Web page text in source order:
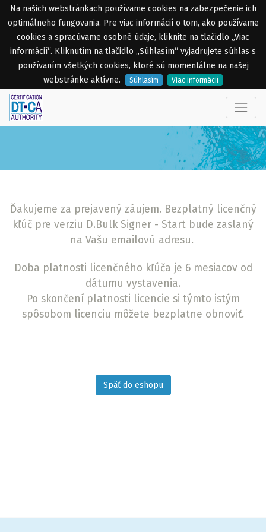
Na našich webstránkach používame cookies na zabezpečenie ich
optimálneho fungovania. Pre viac informácií o tom, ako používame
cookies a spracúvame osobné údaje, kliknite na tlačidlo „Viac
informácií“. Kliknutím na tlačidlo „Súhlasím“ vyjadrujete súhlas s
používaním všetkých cookies, ktoré sú momentálne na našej
webstránke aktívne.
Súhlasím Viac informácií
Ďakujeme za prejavený záujem. Bezplatný licenčný
kľúč pre verziu D.Bulk Signer - Start bude zaslaný
na Vašu emailovú adresu.
Doba platnosti licenčného kľúča je 6 mesiacov od
dátumu vystavenia.
Po skončení platnosti licencie si týmto istým
spôsobom licenciu môžete bezplatne obnoviť.
Späť do eshopu